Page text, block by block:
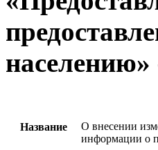
Название
О внесении
информации о